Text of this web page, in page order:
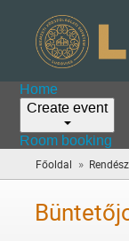
Home
Create event
Room booking
Főoldal »